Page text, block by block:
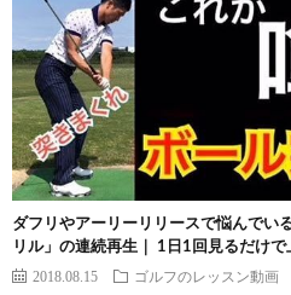
ダフリやアーリーリリースで悩んでい
リル」の連続再生｜ 1日1回見るだけで
2018.08.15 ゴルフのレッスン動画